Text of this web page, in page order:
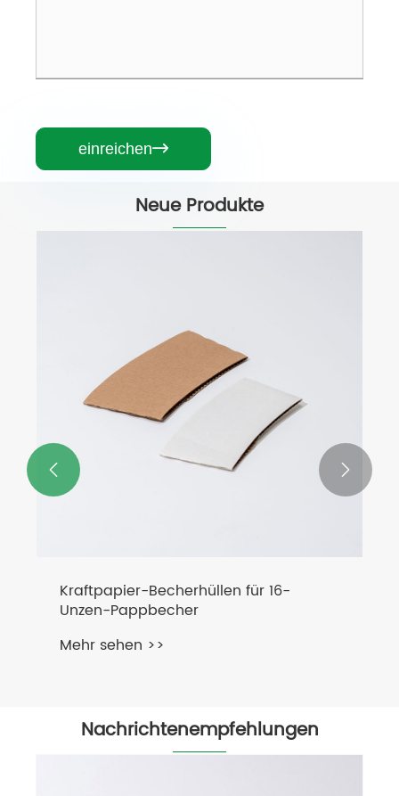
einreichen
Neue Produkte
Kraftpapier-Becherhüllen für 16-
Unzen-Pappbecher
Mehr sehen >>
 
Nachrichtenempfehlungen